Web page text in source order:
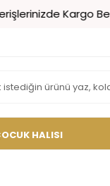
Kargo Bedava!
HALISI